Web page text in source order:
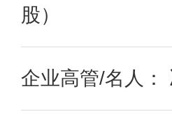
股）
企业高管/名人：